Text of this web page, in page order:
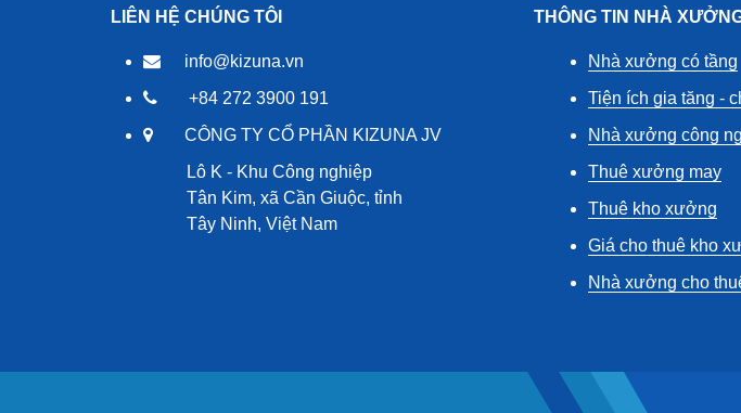
LIÊN HỆ CHÚNG TÔI
info@kizuna.vn
+84 272 3900 191
CÔNG TY CỔ PHẦN KIZUNA JV
Lô K - Khu Công nghiệp
Tân Kim, xã Cần Giuộc, tỉnh
Tây Ninh, Việt Nam
THÔNG TIN NHÀ
Nhà xưởng có tầng
Tiện ích gia tăng -
Nhà xưởng công
Thuê xưởng may
Thuê kho xưởng
Giá cho thuê kho
Nhà xưởng cho